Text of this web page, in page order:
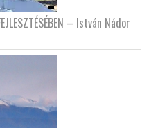
– István Nádor